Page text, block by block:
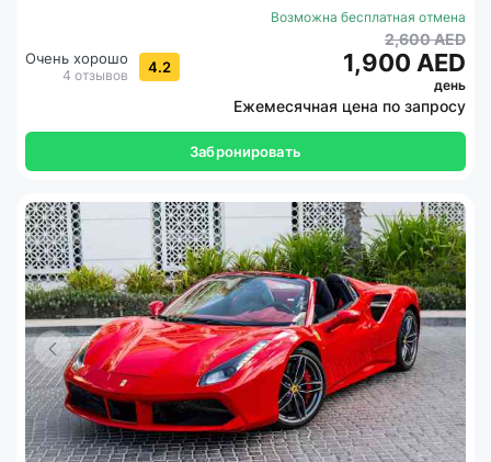
Очень хорошо
4 отзывов 4.2
Возможна бесплатная отмена
2,600 AED
1,900 AED
день
Ежемесячная цена по запросу
Забронировать